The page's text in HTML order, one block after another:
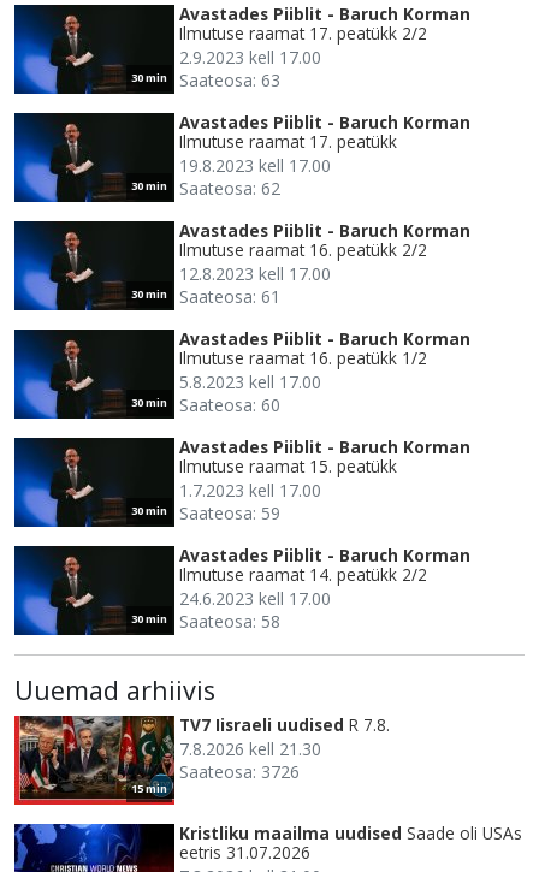
30 min
Avastades Piiblit - Baruch Korman
Ilmutuse raamat 17. peatükk 2/2
2.9.2023 kell 17.00
Saateosa: 63
30 min
Avastades Piiblit - Baruch Korman
Ilmutuse raamat 17. peatükk
19.8.2023 kell 17.00
Saateosa: 62
30 min
Avastades Piiblit - Baruch Korman
Ilmutuse raamat 16. peatükk 2/2
12.8.2023 kell 17.00
Saateosa: 61
30 min
Avastades Piiblit - Baruch Korman
Ilmutuse raamat 16. peatükk 1/2
5.8.2023 kell 17.00
Saateosa: 60
30 min
Avastades Piiblit - Baruch Korman
Ilmutuse raamat 15. peatükk
1.7.2023 kell 17.00
Saateosa: 59
30 min
Avastades Piiblit - Baruch Korman
Ilmutuse raamat 14. peatükk 2/2
24.6.2023 kell 17.00
Saateosa: 58
Uuemad arhiivis
15 min
TV7 Iisraeli uudised R 7.8.
7.8.2026 kell 21.30
Saateosa: 3726
Kristliku maailma uudised Saade oli USAs
eetris 31.07.2026